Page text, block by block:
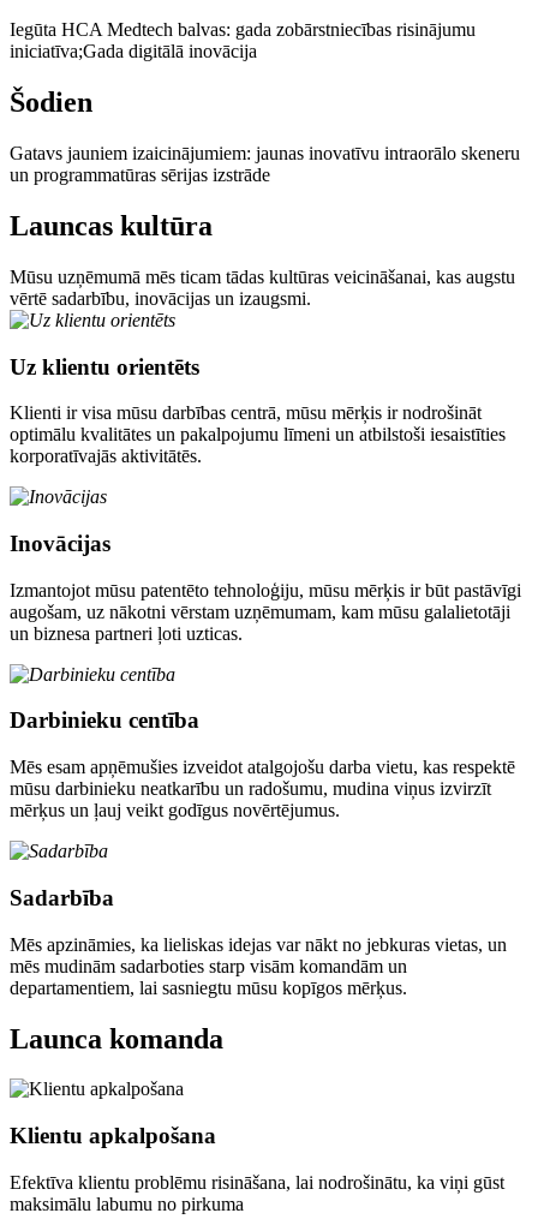
Iegūta HCA Medtech balvas: gada zobārstniecības risinājumu
iniciatīva;Gada digitālā inovācija
Šodien
Gatavs jauniem izaicinājumiem: jaunas inovatīvu intraorālo skeneru
un programmatūras sērijas izstrāde
Launcas kultūra
Mūsu uzņēmumā mēs ticam tādas kultūras veicināšanai, kas augstu
vērtē sadarbību, inovācijas un izaugsmi.
Uz klientu orientēts
Klienti ir visa mūsu darbības centrā, mūsu mērķis ir nodrošināt
optimālu kvalitātes un pakalpojumu līmeni un atbilstoši iesaistīties
korporatīvajās aktivitātēs.
Inovācijas
Izmantojot mūsu patentēto tehnoloģiju, mūsu mērķis ir būt pastāvīgi
augošam, uz nākotni vērstam uzņēmumam, kam mūsu galalietotāji
un biznesa partneri ļoti uzticas.
Darbinieku centība
Mēs esam apņēmušies izveidot atalgojošu darba vietu, kas respektē
mūsu darbinieku neatkarību un radošumu, mudina viņus izvirzīt
mērķus un ļauj veikt godīgus novērtējumus.
Sadarbība
Mēs apzināmies, ka lieliskas idejas var nākt no jebkuras vietas, un
mēs mudinām sadarboties starp visām komandām un
departamentiem, lai sasniegtu mūsu kopīgos mērķus.
Launca komanda
Klientu apkalpošana
Efektīva klientu problēmu risināšana, lai nodrošinātu, ka viņi gūst
maksimālu labumu no pirkuma